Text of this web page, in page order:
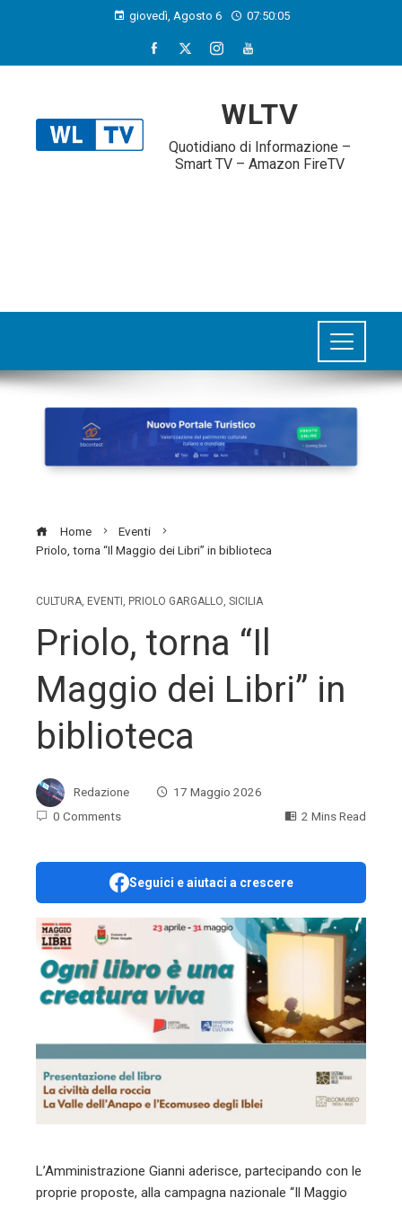
giovedì, Agosto 6 07:50:06
WLTV
Quotidiano di Informazione –
Smart TV – Amazon FireTV
Home
Eventi
Priolo, torna “Il Maggio dei Libri” in biblioteca
CULTURA, EVENTI , PRIOLO GARGALLO, SICILIA
Priolo, torna “Il
Maggio dei Libri” in
biblioteca
Redazione
17 Maggio 2026
0 Comments
2 Mins Read
Seguici e aiutaci a crescere
L’Amministrazione Gianni aderisce, partecipando con le
proprie proposte, alla campagna nazionale “Il Maggio